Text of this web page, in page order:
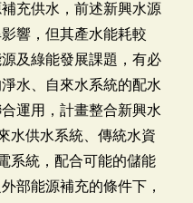
充供水，前述新興水源
響，但其產水能耗較
及綠能發展課題，有必
水、自來水系統的配水
運用，計畫整合新興水
水供水系統、傳統水資
系統，配合可能的儲能
部能源補充的條件下，